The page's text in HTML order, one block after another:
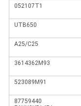
052107T1
UTB650
A25/C25
3614362M93
523089M91
87759440